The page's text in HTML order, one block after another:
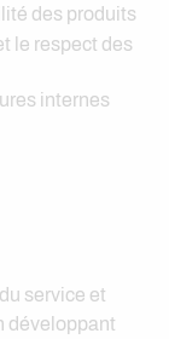
des produits
le respect des
internes
service et
développant